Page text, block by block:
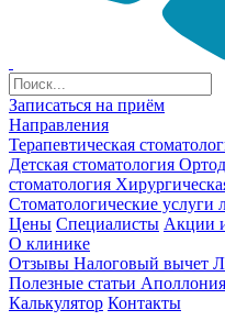
Записаться на приём
Направления
Терапевтическая
Детская стоматология
стоматология
Стоматологические услуги
Цены Специалисты Акции
О клинике
Отзывы Налоговый вычет
Полезные статьи
Калькулятор Контакты